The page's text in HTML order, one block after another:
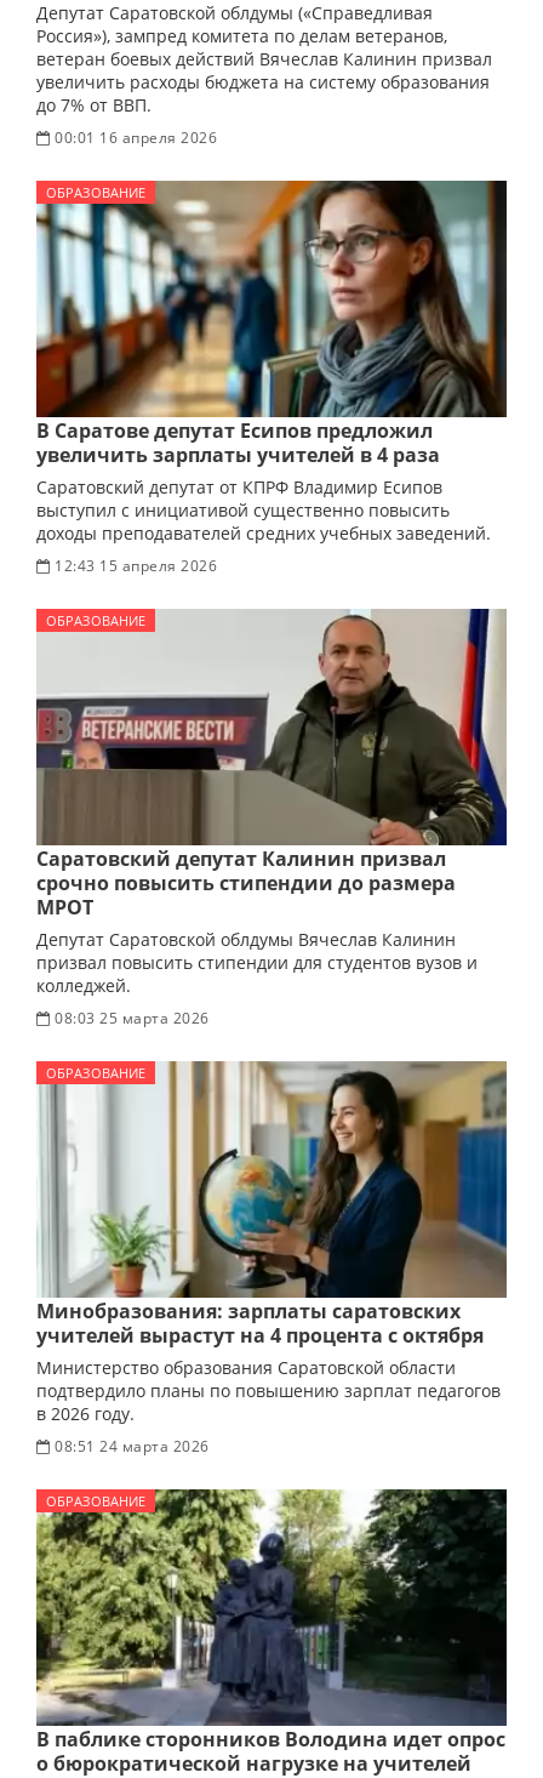
Депутат Саратовской облдумы («Справедливая
Россия»), зампред комитета по делам ветеранов,
ветеран боевых действий Вячеслав Калинин призвал
увеличить расходы бюджета на систему образования
до 7% от ВВП.
00:01 16 апреля 2026
ОБРАЗОВАНИЕ
В Саратове депутат Есипов предложил
увеличить зарплаты учителей в 4 раза
Саратовский депутат от КПРФ Владимир Есипов
выступил с инициативой существенно повысить
доходы преподавателей средних учебных заведений.
12:43 15 апреля 2026
ОБРАЗОВАНИЕ
Саратовский депутат Калинин призвал
срочно повысить стипендии до размера
МРОТ
Депутат Саратовской облдумы Вячеслав Калинин
призвал повысить стипендии для студентов вузов и
колледжей.
08:03 25 марта 2026
ОБРАЗОВАНИЕ
Минобразования: зарплаты саратовских
учителей вырастут на 4 процента с октября
Министерство образования Саратовской области
подтвердило планы по повышению зарплат педагогов
в 2026 году.
08:51 24 марта 2026
ОБРАЗОВАНИЕ
В паблике сторонников Володина идет опрос
о бюрократической нагрузке на учителей